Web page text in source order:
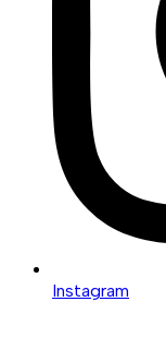
Instagram